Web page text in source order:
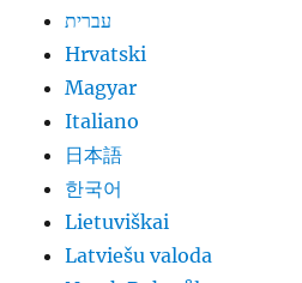
עברית
Hrvatski
Magyar
Italiano
日本語
한국어
Lietuviškai
Latviešu valoda